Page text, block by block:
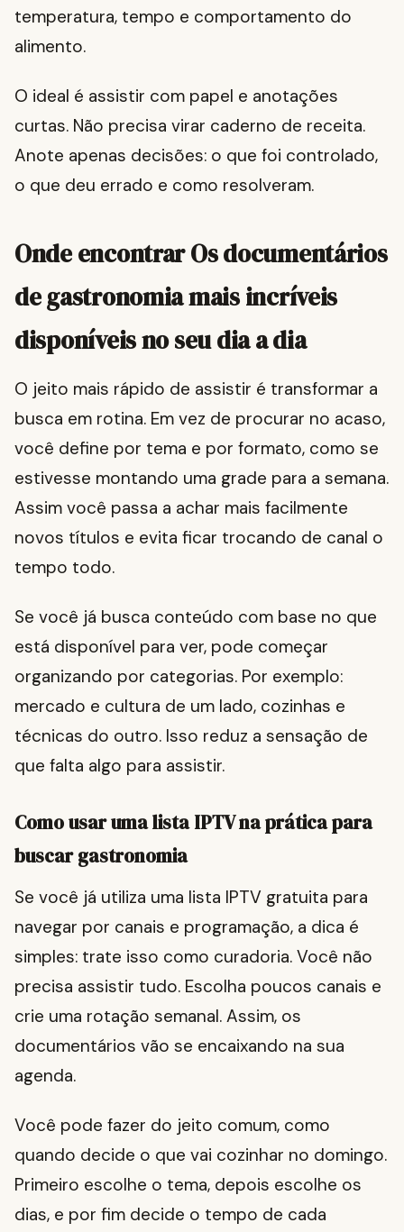
temperatura, tempo e comportamento do
alimento.
O ideal é assistir com papel e anotações
curtas. Não precisa virar caderno de receita.
Anote apenas decisões: o que foi controlado,
o que deu errado e como resolveram.
Onde encontrar Os documentários
de gastronomia mais incríveis
disponíveis no seu dia a dia
O jeito mais rápido de assistir é transformar a
busca em rotina. Em vez de procurar no acaso,
você define por tema e por formato, como se
estivesse montando uma grade para a semana.
Assim você passa a achar mais facilmente
novos títulos e evita ficar trocando de canal o
tempo todo.
Se você já busca conteúdo com base no que
está disponível para ver, pode começar
organizando por categorias. Por exemplo:
mercado e cultura de um lado, cozinhas e
técnicas do outro. Isso reduz a sensação de
que falta algo para assistir.
Como usar uma lista IPTV na prática para
buscar gastronomia
Se você já utiliza uma lista IPTV gratuita para
navegar por canais e programação, a dica é
simples: trate isso como curadoria. Você não
precisa assistir tudo. Escolha poucos canais e
crie uma rotação semanal. Assim, os
documentários vão se encaixando na sua
agenda.
Você pode fazer do jeito comum, como
quando decide o que vai cozinhar no domingo.
Primeiro escolhe o tema, depois escolhe os
dias, e por fim decide o tempo de cada